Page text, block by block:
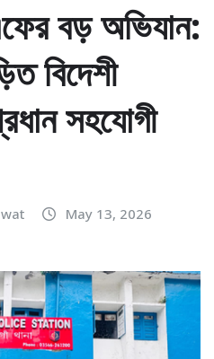
বড় অভিযান:
বিদেশী
সহযোগী
May 13, 2026